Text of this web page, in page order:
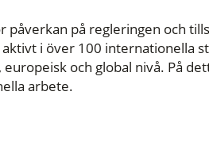
på regleringen och
i över 100 internationella
och global nivå. På
arbete.